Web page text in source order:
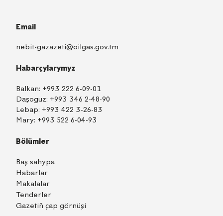
Email
nebit-gazazeti@oilgas.gov.tm
Habarçylarymyz
Balkan: +993 222 6-09-01
Daşoguz: +993 346 2-48-90
Lebap: +993 422 3-26-83
Mary: +993 522 6-04-93
Bölümler
Baş sahypa
Habarlar
Makalalar
Tenderler
Gazetiň çap görnüşi